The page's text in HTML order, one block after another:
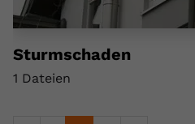
Sturmschaden
1 Dateien